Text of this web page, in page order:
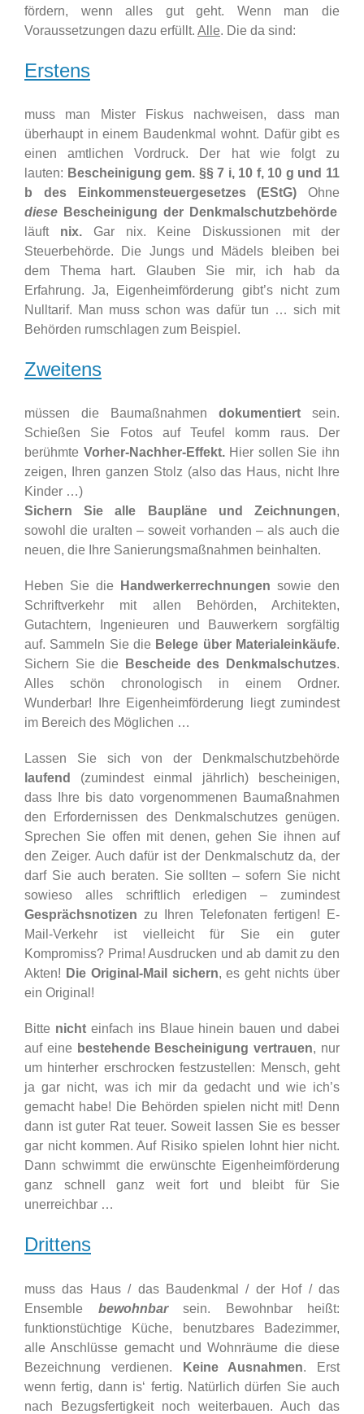
fördern, wenn alles gut geht. Wenn man die
Voraussetzungen dazu erfüllt. Alle. Die da sind:
Erstens
muss man Mister Fiskus nachweisen, dass man
überhaupt in einem Baudenkmal wohnt. Dafür gibt es
einen amtlichen Vordruck. Der hat wie folgt zu
lauten: Bescheinigung gem. §§ 7 i, 10 f, 10 g und 11
b des Einkommensteuergesetzes (EStG) Ohne
diese Bescheinigung der Denkmalschutzbehörde
läuft nix.Gar nix. Keine Diskussionen mit der
Steuerbehörde. Die Jungs und Mädels bleiben bei
dem Thema hart. Glauben Sie mir, ich hab da
Erfahrung. Ja, Eigenheimförderung gibt’s nicht zum
Nulltarif. Man muss schon was dafür tun … sich mit
Behörden rumschlagen zum Beispiel.
Zweitens
müssen die Baumaßnahmen dokumentiert sein.
Schießen Sie Fotos auf Teufel komm raus. Der
berühmte Vorher-Nachher-Effekt. Hier sollen Sie ihn
zeigen, Ihren ganzen Stolz (also das Haus, nicht Ihre
Kinder …)
Sichern Sie alle Baupläne und Zeichnungen,
sowohl die uralten – soweit vorhanden – als auch die
neuen, die Ihre Sanierungsmaßnahmen beinhalten.
Heben Sie die Handwerkerrechnungen sowie den
Schriftverkehr mit allen Behörden, Architekten,
Gutachtern, Ingenieuren und Bauwerkern sorgfältig
auf. Sammeln Sie die Belege über Materialeinkäufe.
Sichern Sie die
Bescheide des Denkmalschutzes.
Alles schön chronologisch in einem Ordner.
Wunderbar! Ihre Eigenheimförderung liegt zumindest
im Bereich des Möglichen …
Lassen Sie sich von der Denkmalschutzbehörde
laufend
(zumindest einmal jährlich) bescheinigen,
dass Ihre bis dato vorgenommenen Baumaßnahmen
den Erfordernissen des Denkmalschutzes genügen.
Sprechen Sie offen mit denen, gehen Sie ihnen auf
den Zeiger. Auch dafür ist der Denkmalschutz da, der
darf Sie auch beraten. Sie sollten – sofern Sie nicht
sowieso alles schriftlich erledigen – zumindest
Gesprächsnotizen zu Ihren Telefonaten fertigen! E-
Mail-Verkehr ist vielleicht für Sie ein guter
Kompromiss? Prima! Ausdrucken und ab damit zu den
Akten! Die Original-Mail sichern, es geht nichts über
ein Original!
Bitte nichteinfach ins Blaue hinein bauen und dabei
auf eine bestehende Bescheinigung vertrauen, nur
um hinterher erschrocken festzustellen: Mensch, geht
ja gar nicht, was ich mir da gedacht und wie ich’s
gemacht habe! Die Behörden spielen nicht mit! Denn
dann ist guter Rat teuer. Soweit lassen Sie es besser
gar nicht kommen. Auf Risiko spielen lohnt hier nicht.
Dann schwimmt die erwünschte Eigenheimförderung
ganz schnell ganz weit fort und bleibt für Sie
unerreichbar …
Drittens
muss das Haus / das Baudenkmal / der Hof / das
Ensemble bewohnbar sein. Bewohnbar heißt:
funktionstüchtige Küche, benutzbares Badezimmer,
alle Anschlüsse gemacht und Wohnräume die diese
Bezeichnung verdienen.
Keine Ausnahmen. Erst
wenn fertig, dann is‘ fertig. Natürlich dürfen Sie auch
nach Bezugsfertigkeit noch weiterbauen. Auch das